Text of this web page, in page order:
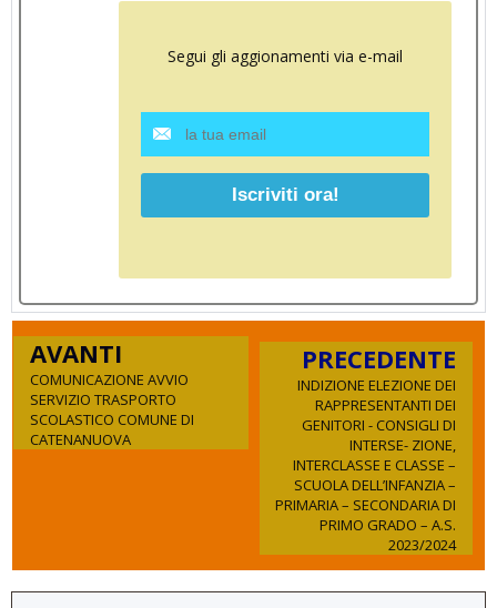
Segui gli aggionamenti via e-mail
AVANTI
COMUNICAZIONE AVVIO
SERVIZIO TRASPORTO
SCOLASTICO COMUNE DI
CATENANUOVA
PRECEDENTE
INDIZIONE ELEZIONE DEI
RAPPRESENTANTI DEI
GENITORI - CONSIGLI DI
INTERSE- ZIONE,
INTERCLASSE E CLASSE –
SCUOLA DELL’INFANZIA –
PRIMARIA – SECONDARIA DI
PRIMO GRADO – A.S.
2023/2024